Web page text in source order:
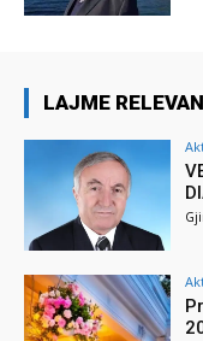
LAJME